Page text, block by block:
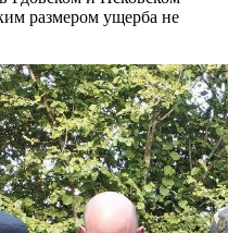
размером ущерба не